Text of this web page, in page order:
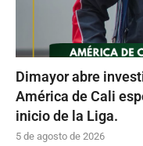
Dimayor abre
América de Cali
inicio de la Liga.
5 de agosto de 2026